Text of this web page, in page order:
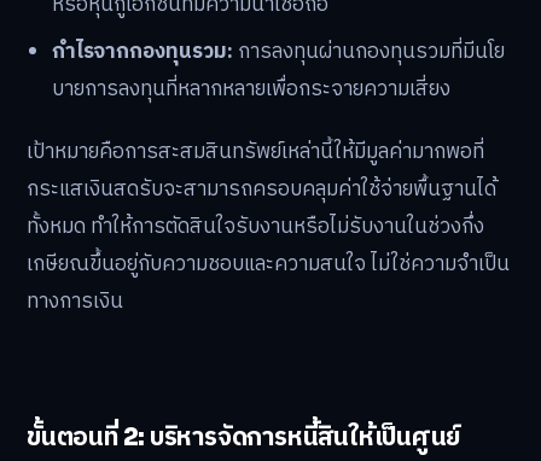
กำไรจากกองทุนรวม: การลงทุนผ่านกองทุนรวมที่มีนโย
บายการลงทุนที่หลากหลายเพื่อกระจายความเสี่ยง
เป้าหมายคือการสะสมสินทรัพย์เหล่านี้ให้มีมูลค่ามากพอที่
กระแสเงินสดรับจะสามารถครอบคลุมค่าใช้จ่ายพื้นฐานได้
ทั้งหมด ทำให้การตัดสินใจรับงานหรือไม่รับงานในช่วงกึ่ง
เกษียณขึ้นอยู่กับความชอบและความสนใจ ไม่ใช่ความจำเป็น
ทางการเงิน
ขั้นตอนที่ 2: บริหารจัดการหนี้สินให้เป็นศูนย์